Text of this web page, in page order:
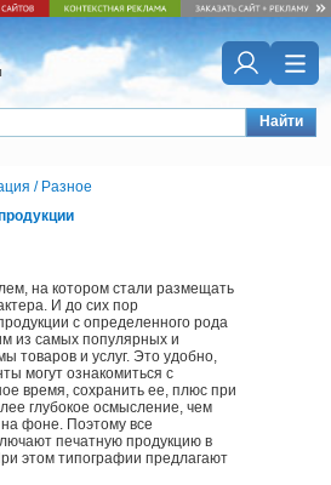
Найти
/ Разное
на котором стали размещать
И до сих пор
с определенного рода
из самых популярных и
товаров и услуг. Это удобно,
могут ознакомиться с
время, сохранить ее, плюс при
глубокое осмысление, чем
фоне. Поэтому все
печатную продукцию в
этом типографии предлагают